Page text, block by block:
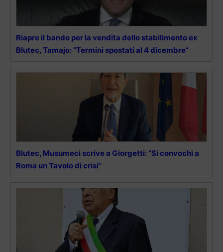
Riapre il bando per la vendita dello stabilimento ex
Blutec, Tamajo: “Termini spostati al 4 dicembre”
Blutec, Musumeci scrive a Giorgetti: “Si convochi a
Roma un Tavolo di crisi”